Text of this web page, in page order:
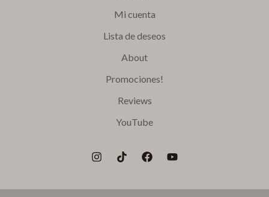
Mi cuenta
Lista de deseos
About
Promociones!
Reviews
YouTube